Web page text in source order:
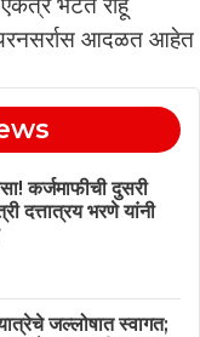
आदळत आहेत
कर्जमाफीची दुसरी
दत्तात्रय भरणे यांनी
जल्लोषात स्वागत;